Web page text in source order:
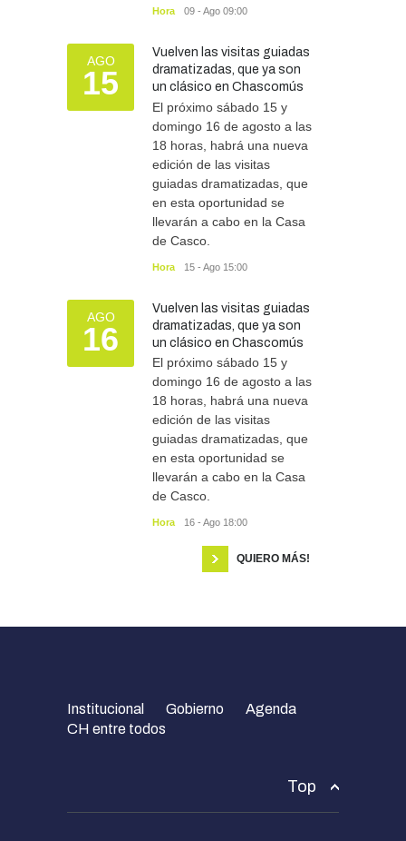
Hora 09 - Ago 09:00
AGO
15
Vuelven las visitas guiadas
dramatizadas, que ya son
un clásico en Chascomús
El próximo sábado 15 y
domingo 16 de agosto a las
18 horas, habrá una nueva
edición de las visitas
guiadas dramatizadas, que
en esta oportunidad se
llevarán a cabo en la Casa
de Casco.
Hora 15 - Ago 15:00
AGO
16
Vuelven las visitas guiadas
dramatizadas, que ya son
un clásico en Chascomús
El próximo sábado 15 y
domingo 16 de agosto a las
18 horas, habrá una nueva
edición de las visitas
guiadas dramatizadas, que
en esta oportunidad se
llevarán a cabo en la Casa
de Casco.
Hora 16 - Ago 18:00
QUIERO MÁS!
Institucional Gobierno
Agenda
CH entre todos
Top